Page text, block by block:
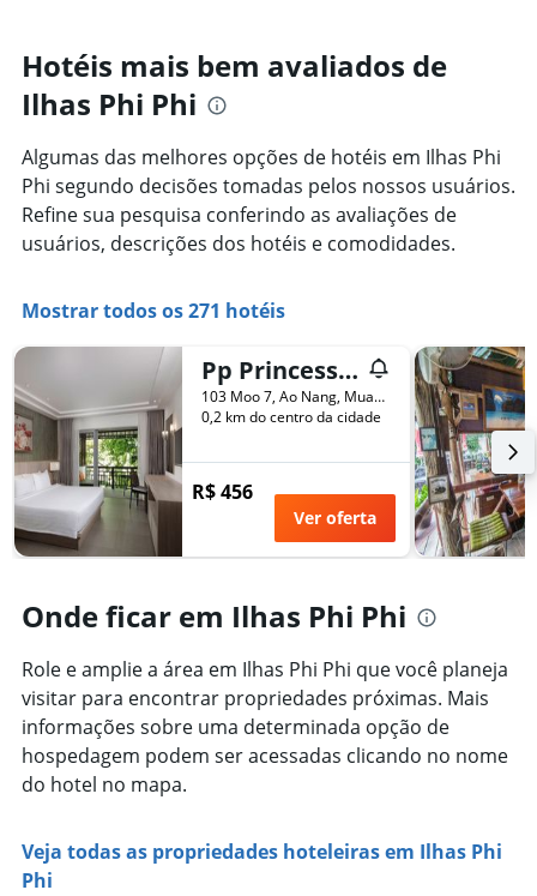
estrelas.
O
gráfico
1
eixo
Y
exibindo
o
de
um
fim
de
semana
encontrado
nos
últimos
3
acordo
com
a
aproximação
data
de
estadia
O
gráfico
1
eixo
X
o
número
de
dias
antes
da
estadia
O
tem
1
Y
exibindo
o
preço
médio
de
Hotéis mais bem avaliados de
Ilhas Phi Phi
Algumas das melhores opções de hotéis em Ilhas Phi
Phi segundo decisões tomadas pelos nossos usuários.
Refine sua pesquisa conferindo as avaliações de
usuários, descrições dos hotéis e comodidades.
Mostrar todos os 271 hotéis
Pp Princess Resort
103 Moo 7, Ao Nang, Muang, Krabi, Ilhas Phi Phi, Tailândia
0,2 km do centro da cidade
R$ 456
Ver oferta
Onde ficar em Ilhas Phi Phi
Role e amplie a área em Ilhas Phi Phi que você planeja
visitar para encontrar propriedades próximas. Mais
informações sobre uma determinada opção de
hospedagem podem ser acessadas clicando no nome
do hotel no mapa.
Veja todas as propriedades hoteleiras em Ilhas Phi
Phi